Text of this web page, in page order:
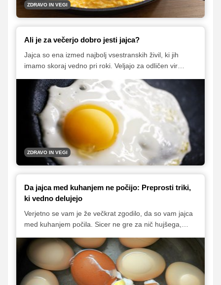
ZDRAVO IN VEGI
Ali je za večerjo dobro jesti jajca?
Jajca so ena izmed najbolj vsestranskih živil, ki jih
imamo skoraj vedno pri roki. Veljajo za odličen vir
lahko pripravimo na nešteto načinov. So zelo
priljubljena izbira za pripravo zdravih in hranljivih
zajtrkov, pogosto pa se pojavi vprašanje: ali so jajca
primerna tudi za večerjo?
ZDRAVO IN VEGI
Da jajca med kuhanjem ne počijo: Preprosti triki,
ki vedno delujejo
Verjetno se vam je že večkrat zgodilo, da so vam jajca
med kuhanjem počila. Sicer ne gre za nič hujšega,
obliko, a takšnih jajc žal ne moremo uporabiti za
velikonočne pirhe. Zato je dobro, da to poskušamo
preprečiti. Pri tem si lahko pomagamo z zelo
preprostim trikom, ki vam ga razkrivamo v